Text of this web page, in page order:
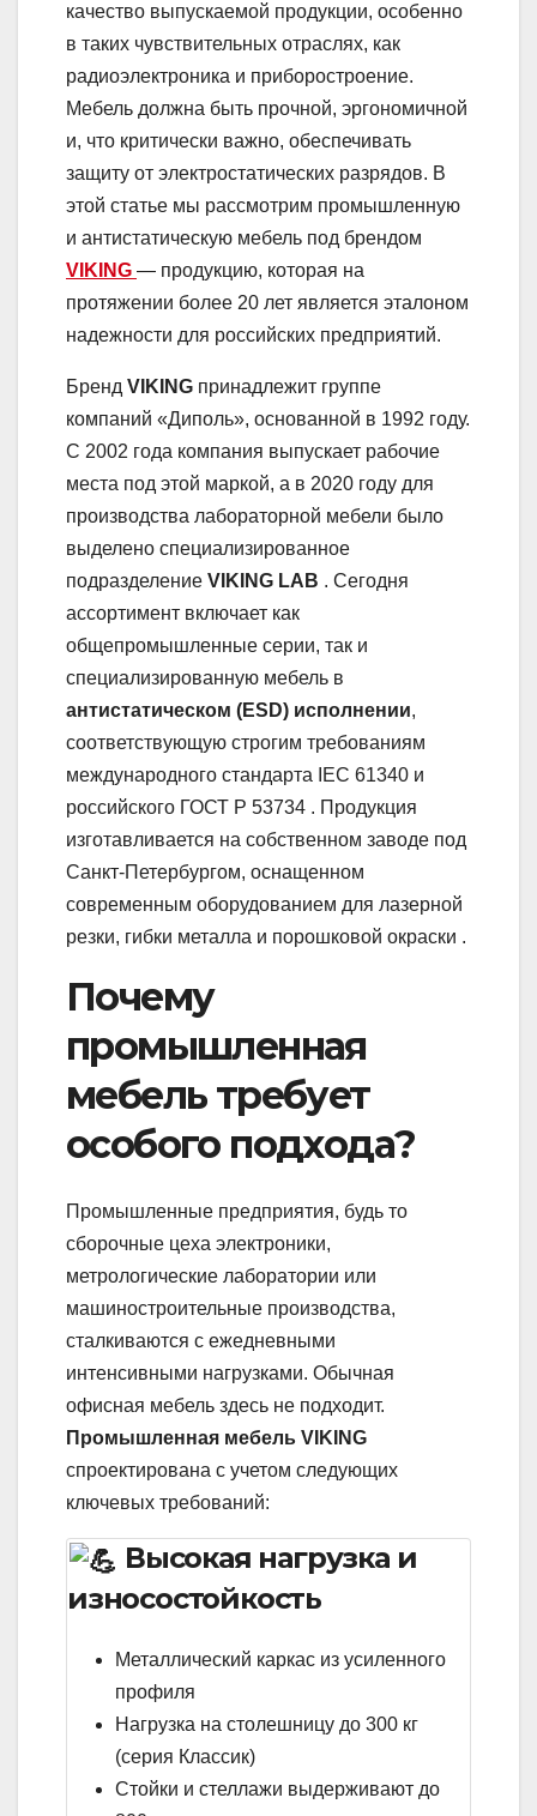
качество выпускаемой продукции, особенно
в таких чувствительных отраслях, как
радиоэлектроника и приборостроение.
Мебель должна быть прочной, эргономичной
и, что критически важно, обеспечивать
защиту от электростатических разрядов. В
этой статье мы рассмотрим промышленную
и антистатическую мебель под брендом
VIKING — продукцию, которая на
протяжении более 20 лет является эталоном
надежности для российских предприятий.
Бренд VIKING принадлежит группе
компаний «Диполь», основанной в 1992 году.
С 2002 года компания выпускает рабочие
места под этой маркой, а в 2020 году для
производства лабораторной мебели было
выделено специализированное
подразделение VIKING LAB . Сегодня
ассортимент включает как
общепромышленные серии, так и
специализированную мебель в
антистатическом (ESD) исполнении,
соответствующую строгим требованиям
международного стандарта IEC 61340 и
российского ГОСТ Р 53734 . Продукция
изготавливается на собственном заводе под
Санкт-Петербургом, оснащенном
современным оборудованием для лазерной
резки, гибки металла и порошковой окраски .
Почему
промышленная
мебель требует
особого подхода?
Промышленные предприятия, будь то
сборочные цеха электроники,
метрологические лаборатории или
машиностроительные производства,
сталкиваются с ежедневными
интенсивными нагрузками. Обычная
офисная мебель здесь не подходит.
Промышленная мебель VIKING
спроектирована с учетом следующих
ключевых требований:
Высокая нагрузка и
износостойкость
Металлический каркас из усиленного
профиля
Нагрузка на столешницу до 300 кг
(серия Классик)
Стойки и стеллажи выдерживают до